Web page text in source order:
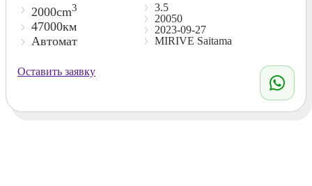
2000cm3
47000км
Автомат
3.5
20050
2023-09-27
MIRIVE Saitama
Оставить заявку